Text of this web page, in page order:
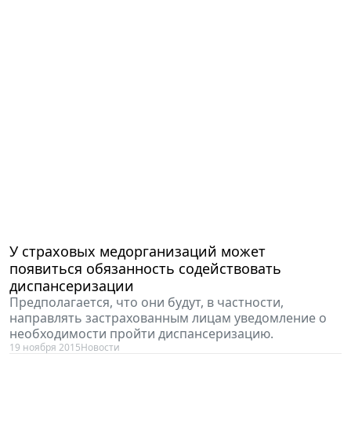
У страховых медорганизаций может
появиться обязанность содействовать
диспансеризации
Предполагается, что они будут, в частности,
направлять застрахованным лицам уведомление о
необходимости пройти диспансеризацию.
19 ноября 2015Новости